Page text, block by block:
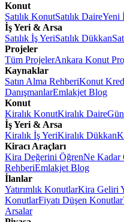
Konut
Satılık KonutSatılık DaireYeni
İş Yeri & Arsa
Satılık İş YeriSatılık Dükkan
Projeler
Tüm ProjelerAnkara Konut
Kaynaklar
Satın Alma RehberiKonut
DanışmanlarEmlakjet Blog
Konut
Kiralık KonutKiralık Daire
İş Yeri & Arsa
Kiralık İş YeriKiralık Dükkan
Kiracı Araçları
Kira Değerini ÖğrenNe Kadar
RehberiEmlakjet Blog
İlanlar
Yatırımlık KonutlarKira Geliri
KonutlarFiyatı Düşen Konutlar
Arsalar